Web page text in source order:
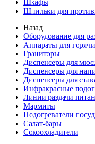
Шкафы
Шпильки для
Назад
Оборудование для
Аппараты для
Граниторы
Диспенсеры для
Диспенсеры для
Диспенсеры для
Инфракрасные
Линии раздачи
Мармиты
Подогреватели
Салат-бары
Сокоохладители